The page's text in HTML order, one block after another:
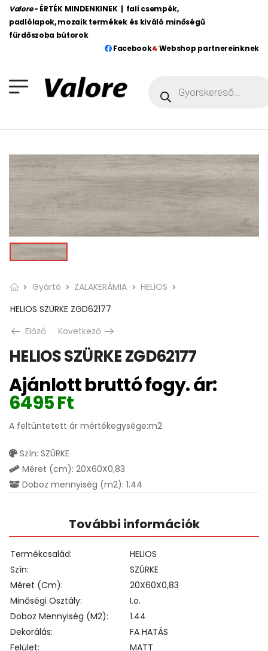
Valore - ÉRTÉK MINDENKINEK | fali csempék,
padlólapok, mozaik termékek és kiváló minőségű
fürdőszoba bútorok
Facebook
Webshop partnereinknek
Gyártó ZALAKERÁMIA
HELIOS
HELIOS SZÜRKE ZGD62177
Előző
Következő
HELIOS SZÜRKE ZGD62177
Ajánlott bruttó fogy. ár:
6495Ft
A feltüntetett ár mértékegysége:m2
Szín: SZÜRKE
Méret (cm): 20X60X0,83
Doboz mennyiség (m2): 1.44
További információk
Termékcsalád
HELIOS
Szín
SZÜRKE
Méret (cm)
20X60X0,83
Minőségi Osztály
I.o.
Doboz Mennyiség (m2)
1.44
Dekorálás
FA HATÁS
Felület
MATT